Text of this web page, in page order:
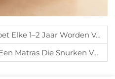
Worden Vervangen Voor Optimale Ondersteuning.
Snurken Verlicht En De Slaapkwaliteit Verbetert?